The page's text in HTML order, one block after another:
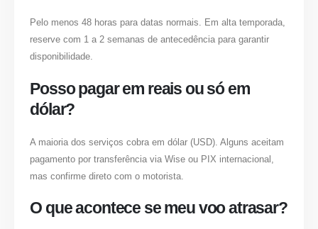
Pelo menos 48 horas para datas normais. Em alta temporada,
reserve com 1 a 2 semanas de antecedência para garantir
disponibilidade.
Posso pagar em reais ou só em
dólar?
A maioria dos serviços cobra em dólar (USD). Alguns aceitam
pagamento por transferência via Wise ou PIX internacional,
mas confirme direto com o motorista.
O que acontece se meu voo atrasar?